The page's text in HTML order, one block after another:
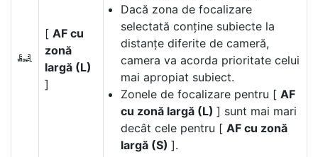
Dacă zona de focalizare
selectată conține subiecte la
distanțe diferite de cameră,
camera va acorda prioritate celui
mai apropiat subiect.
Zonele de focalizare pentru [ AF
cu zonă largă (L) ] sunt mai mari
decât cele pentru [ AF cu zonă
largă (S) ].
g
[ AF cu
zonă
largă (L)
]